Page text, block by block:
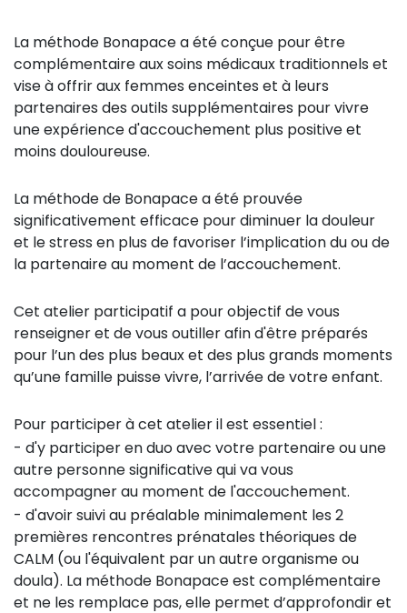
La méthode Bonapace a été conçue pour être
complémentaire aux soins médicaux traditionnels et
vise à offrir aux femmes enceintes et à leurs
partenaires des outils supplémentaires pour vivre
une expérience d'accouchement plus positive et
moins douloureuse.
La méthode de Bonapace a été prouvée
significativement efficace pour diminuer la douleur
et le stress en plus de favoriser l’implication du ou de
la partenaire au moment de l’accouchement.
Cet atelier participatif a pour objectif de vous
renseigner et de vous outiller afin d'être préparés
pour l’un des plus beaux et des plus grands moments
qu’une famille puisse vivre, l’arrivée de votre enfant.
Pour participer à cet atelier il est essentiel :
- d'y participer en duo avec votre partenaire ou une
autre personne significative qui va vous
accompagner au moment de l'accouchement.
- d'avoir suivi au préalable minimalement les 2
premières rencontres prénatales théoriques de
CALM (ou l'équivalent par un autre organisme ou
doula). La méthode Bonapace est complémentaire
et ne les remplace pas, elle permet d’approfondir et